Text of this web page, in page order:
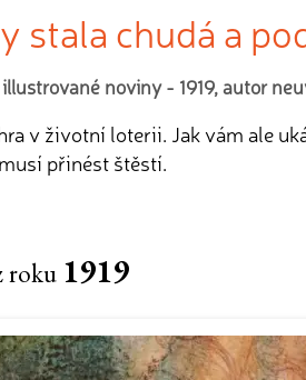
stala chudá a
noviny - 1919, autor
v životní loterii. Jak vám ale
přinést štěstí.
roku 1919